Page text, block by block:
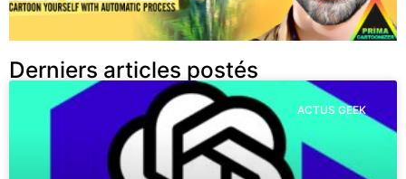
Derniers articles postés
ACTUS GEEK